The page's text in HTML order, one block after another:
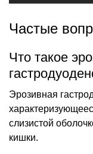
Частые
Что такое
Эрозивная
слизистой
кишки.